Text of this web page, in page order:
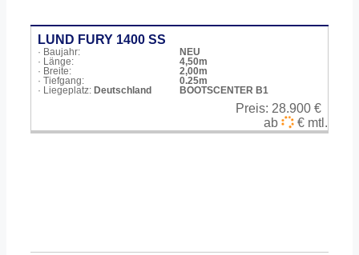
LUND FURY 1400 SS
· Baujahr:
NEU
· Länge:
4,50m
· Breite:
2,00m
· Tiefgang:
0.25m
· Liegeplatz: Deutschland BOOTSCENTER B1
Preis: 28.900 €
ab
€ mtl.